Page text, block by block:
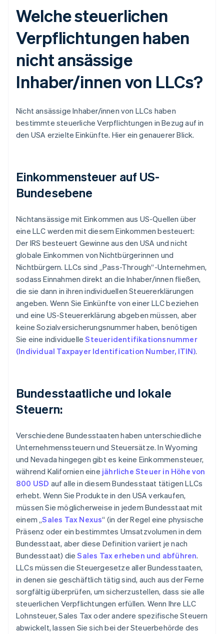
Welche steuerlichen
Verpflichtungen haben
nicht ansässige
Inhaber/innen von LLCs?
Nicht ansässige Inhaber/innen von LLCs haben
bestimmte steuerliche Verpflichtungen in Bezug auf in
den USA erzielte Einkünfte. Hier ein genauerer Blick.
Einkommensteuer auf US-
Bundesebene
Nichtansässige mit Einkommen aus US-Quellen über
eine LLC werden mit diesem Einkommen besteuert:
Der IRS besteuert Gewinne aus den USA und nicht
globale Einkommen von Nichtbürgerinnen und
Nichtbürgern. LLCs sind „Pass-Through“-Unternehmen,
sodass Einnahmen direkt an die Inhaber/innen fließen,
die sie dann in ihren individuellen Steuererklärungen
angeben. Wenn Sie Einkünfte von einer LLC beziehen
und eine US-Steuererklärung abgeben müssen, aber
keine Sozialversicherungsnummer haben, benötigen
Sie eine individuelleSteueridentifikationsnummer
(Individual Taxpayer Identification Number, ITIN).
Bundesstaatliche und lokale
Steuern:
Verschiedene Bundesstaaten haben unterschiedliche
Unternehmenssteuern und Steuersätze. In Wyoming
und Nevada hingegen gibt es keine Einkommensteuer,
während Kalifornien eine jährliche Steuer in Höhe von
800 USD auf alle in diesem Bundesstaat tätigen LLCs
erhebt. Wenn Sie Produkte in den USA verkaufen,
müssen Sie möglicherweise in jedem Bundesstaat mit
einem „Sales Tax Nexus“ (in der Regel eine physische
Präsenz oder ein bestimmtes Umsatzvolumen in dem
Bundesstaat, aber diese Definition variiert je nach
Bundesstaat) dieSales Tax erheben und abführen.
LLCs müssen die Steuergesetze aller Bundesstaaten,
in denen sie geschäftlich tätig sind, auch aus der Ferne
sorgfältig überprüfen, um sicherzustellen, dass sie alle
steuerlichen Verpflichtungen erfüllen. Wenn Ihre LLC
Lohnsteuer, Sales Tax oder andere spezifische Steuern
abwickelt, lassen Sie sich bei der Steuerbehörde des